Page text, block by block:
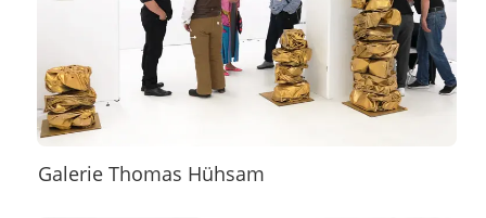
Galerie Thomas Hühsam